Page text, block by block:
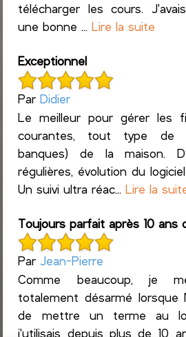
télécharger les cours.
une bonne ...Lire la suite
Exceptionnel
ParDidier
Le meilleur pour gérer les
courantes, tout type de
banques) de la maison.
régulières, évolution du
Un suivi ultra réac...Lire la
Toujours parfait après 10 ans
Par Jean-Pierre
Comme beaucoup, je
totalement désarmé lorsque
de mettre un terme au
j'utilisais depuis plus de 10